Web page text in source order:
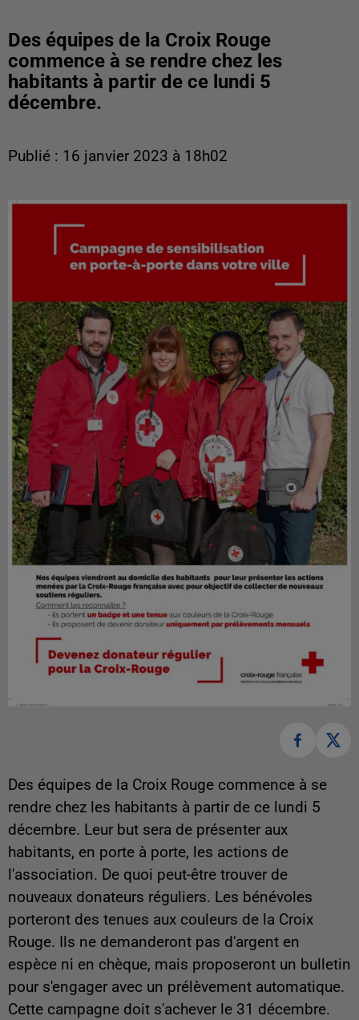
Des équipes de la Croix Rouge
commence à se rendre chez les
habitants à partir de ce lundi 5
décembre.
Publié : 16 janvier 2023 à 18h02
Des équipes de la Croix Rouge commence à se
rendre chez les habitants à partir de ce lundi 5
décembre. Leur but sera de présenter aux
habitants, en porte à porte, les actions de
l'association. De quoi peut-être trouver de
nouveaux donateurs réguliers. Les bénévoles
porteront des tenues aux couleurs de la Croix
Rouge. Ils ne demanderont pas d'argent en
espèce ni en chèque, mais proposeront un bulletin
pour s'engager avec un prélèvement automatique.
Cette campagne doit s'achever le 31 décembre.